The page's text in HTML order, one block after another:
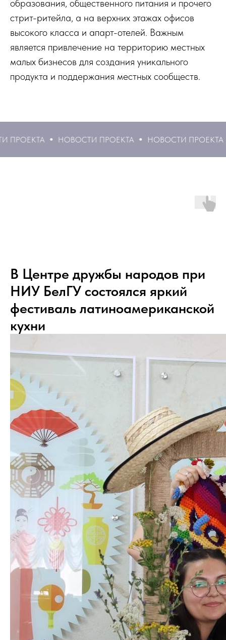
образования, общественного питания и прочего
стрит-ритейла, а на верхних этажах офисов
высокого класса и апарт-отелей. Важным
является привлечение на территорию местных
малых бизнесов для создания уникального
продукта и поддержания местных сообществ.
НОВОСТИ ПРОЕКТА НОВОСТИ ПРОЕКТА
В Центре дружбы народов при
НИУ БелГУ состоялся яркий
фестиваль латиноамериканской
кухни